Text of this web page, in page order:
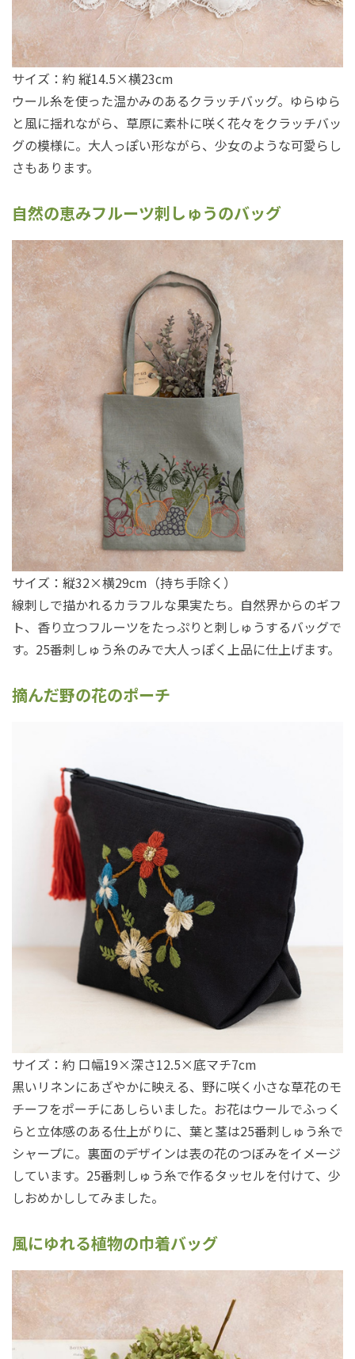
サイズ：約 縦14.5×横23cm
ウール糸を使った温かみのあるクラッチバッグ。ゆらゆら
と風に揺れながら、草原に素朴に咲く花々をクラッチバッ
グの模様に。大人っぽい形ながら、少女のような可愛らし
さもあります。
自然の恵みフルーツ刺しゅうのバッグ
サイズ：縦32×横29cm（持ち手除く）
線刺しで描かれるカラフルな果実たち。自然界からのギフ
ト、香り立つフルーツをたっぷりと刺しゅうするバッグで
す。25番刺しゅう糸のみで大人っぽく上品に仕上げます。
摘んだ野の花のポーチ
サイズ：約 口幅19×深さ12.5×底マチ7cm
黒いリネンにあざやかに映える、野に咲く小さな草花のモ
チーフをポーチにあしらいました。お花はウールでふっく
らと立体感のある仕上がりに、葉と茎は25番刺しゅう糸で
シャープに。裏面のデザインは表の花のつぼみをイメージ
しています。25番刺しゅう糸で作るタッセルを付けて、少
しおめかししてみました。
風にゆれる植物の巾着バッグ